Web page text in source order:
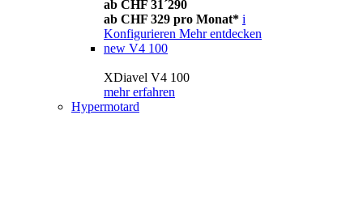
ab CHF 31´290
ab CHF 329 pro Monat* i
Konfigurieren Mehr entdecken
new V4 100
XDiavel V4 100
mehr erfahren
Hypermotard